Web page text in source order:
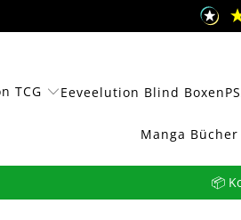
TCG Eeveelution Blind Boxen
Manga Bücher
📦